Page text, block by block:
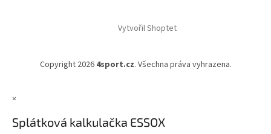
Vytvořil Shoptet
Copyright 2026 4sport.cz. Všechna práva vyhrazena.
×
Splátková kalkulačka ESSOX